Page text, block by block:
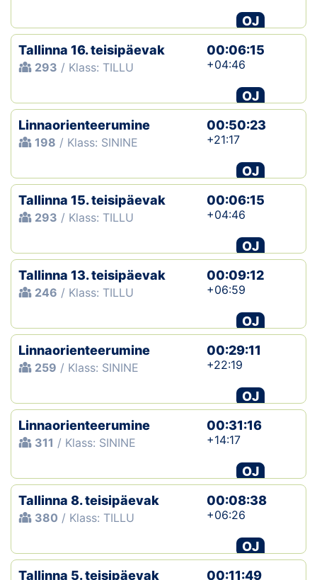
OJ
Tallinna 16. teisipäevak
293 / Klass: TILLU
00:06:15
+04:46
OJ
Linnaorienteerumine
198 / Klass: SININE
00:50:23
+21:17
OJ
Tallinna 15. teisipäevak
293 / Klass: TILLU
00:06:15
+04:46
OJ
Tallinna 13. teisipäevak
246 / Klass: TILLU
00:09:12
+06:59
OJ
Linnaorienteerumine
259 / Klass: SININE
00:29:11
+22:19
OJ
Linnaorienteerumine
311 / Klass: SININE
00:31:16
+14:17
OJ
Tallinna 8. teisipäevak
380 / Klass: TILLU
00:08:38
+06:26
OJ
Tallinna 5. teisipäevak
00:11:49